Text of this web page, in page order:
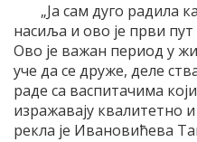
„Ја сам дуго радила
насиља и ово је први
Ово је важан период у
уче да се друже, деле
раде са васпитачима
изражавају квалитетно
рекла је Ивановићева